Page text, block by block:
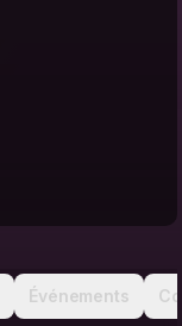
Événements